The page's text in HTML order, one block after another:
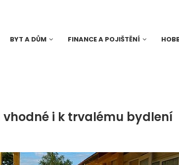
BYT A DŮM FINANCE A POJIŠTĚNÍ
i k trvalému bydlení